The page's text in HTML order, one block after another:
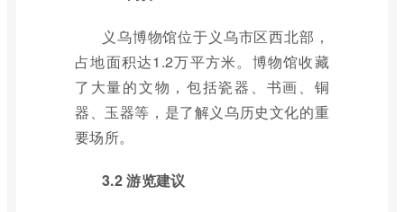
义乌博物馆位于义乌市区西北部，
占地面积达1.2万平方米。博物馆收藏
了大量的文物，包括瓷器、书画、铜
器、玉器等，是了解义乌历史文化的重
要场所。
3.2 游览建议